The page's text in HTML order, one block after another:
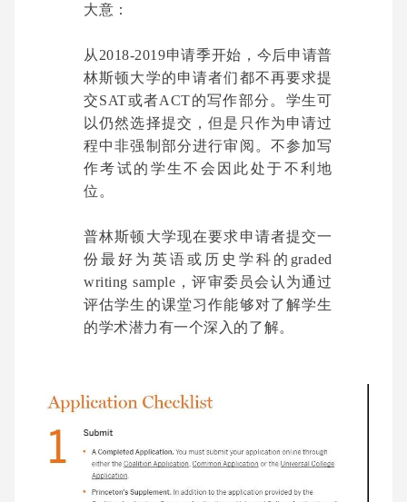
大意：
从2018-2019申请季开始，今后申请普
林斯顿大学的申请者们都不再要求提
交SAT或者ACT的写作部分。学生可
以仍然选择提交，但是只作为申请过
程中非强制部分进行审阅。不参加写
作考试的学生不会因此处于不利地
位。
普林斯顿大学现在要求申请者提交一
份最好为英语或历史学科的graded
writing sample，评审委员会认为通过
评估学生的课堂习作能够对了解学生
的学术潜力有一个深入的了解。